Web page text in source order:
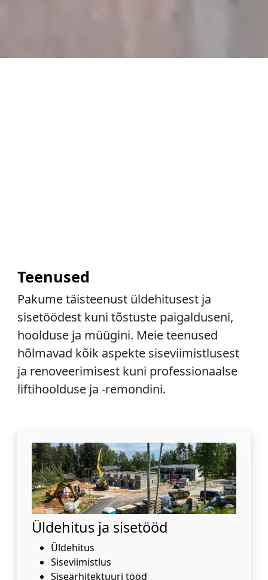
Teenused
Pakume täisteenust üldehitusest ja
sisetöödest kuni tõstuste paigalduseni,
hoolduse ja müügini. Meie teenused
hõlmavad kõik aspekte siseviimistlusest
ja renoveerimisest kuni professionaalse
liftihoolduse ja -remondini.
Üldehitus ja sisetööd
Üldehitus
Siseviimistlus
Siseärhitektuuri tööd